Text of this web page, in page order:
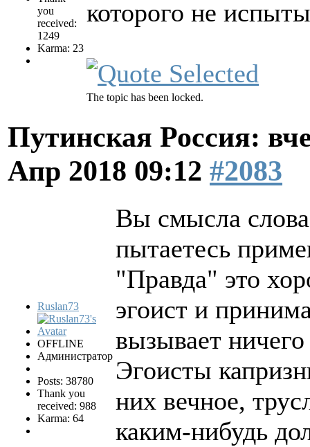
you
received:
1249
Karma: 23
которого не
The topic has been locked.
Путинская Россия:
Апр 2018 09:12 #2083
Ruslan73
OFFLINE
Администратор
Posts: 38780
Thank you
received: 988
Karma: 64
Вы смысла
пытаетесь
"Правда" это
эгоист и
вызывает
Эгоисты
них вечное,
каким-нибудь